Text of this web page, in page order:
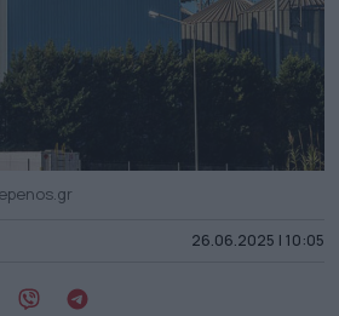
26.06.2025 | 10:05